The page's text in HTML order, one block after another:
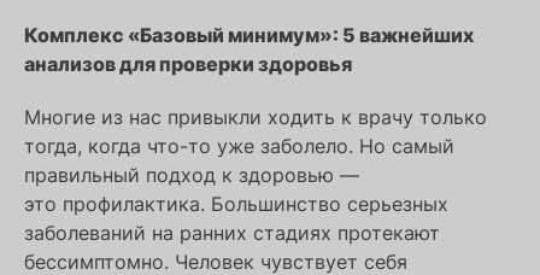
Комплекс «Базовый минимум»: 5 важнейших
анализов для проверки здоровья
Многие из нас привыкли ходить к врачу только
тогда, когда что-то уже заболело. Но самый
правильный подход к здоровью —
это профилактика. Большинство серьезных
заболеваний на ранних стадиях протекают
бессимптомно. Человек чувствует себя